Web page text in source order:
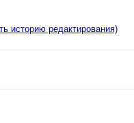
историю редактирования)